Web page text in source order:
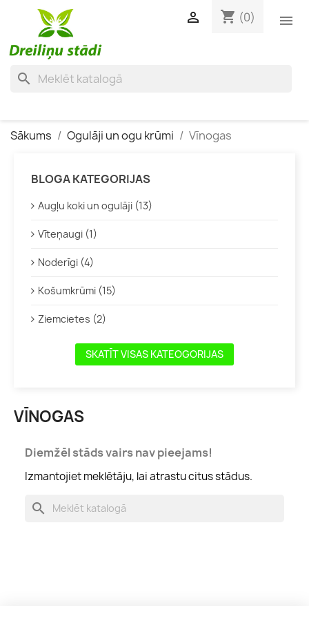

shopping_cart (0)

search
Sākums Ogulāji un ogu krūmi Vīnogas
BLOGA KATEGORIJAS
Augļu koki un ogulāji (13)
Vīteņaugi (1)
Noderīgi (4)
Košumkrūmi (15)
Ziemcietes (2)
SKATĪT VISAS KATEOGORIJAS
VĪNOGAS
Diemžēl stāds vairs nav pieejams!
Izmantojiet meklētāju, lai atrastu citus stādus.
search